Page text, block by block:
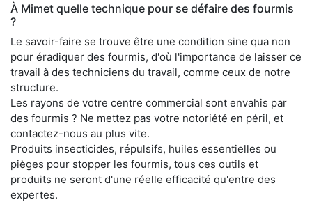
À Mimet quelle technique pour se défaire des fourmis
?
Le savoir-faire se trouve être une condition sine qua non
pour éradiquer des fourmis, d'où l'importance de laisser ce
travail à des techniciens du travail, comme ceux de notre
structure.
Les rayons de votre centre commercial sont envahis par
des fourmis ? Ne mettez pas votre notoriété en péril, et
contactez-nous au plus vite.
Produits insecticides, répulsifs, huiles essentielles ou
pièges pour stopper les fourmis, tous ces outils et
produits ne seront d'une réelle efficacité qu'entre des
expertes.